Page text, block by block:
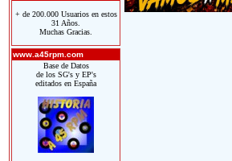
+ de 200.000 Usuarios en estos
31 Años.
Muchas Gracias.
www.a45rpm.com
Base de Datos
de los SG's y EP's
editados en España